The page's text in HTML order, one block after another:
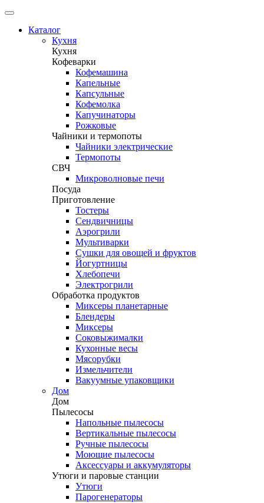
Каталог
Кухня
Кухня
Кофеварки
Кофемашина
Капельные
Капсульные
Кофемолка
Капучинаторы
Рожковые
Чайники и термопоты
Чайники электрические
Термопоты
СВЧ
Микроволновые печи
Посуда
Приготовление
Тостеры
Сендвичницы
Аэрогрили
Мультиварки
Сушки для овощей и фруктов
Йогуртницы
Хлебопечи
Электрогрили
Обработка продуктов
Миксеры планетарные
Блендеры
Миксеры
Соковыжималки
Кухонные весы
Мясорубки
Измельчители
Вакуумные упаковщики
Дом
Дом
Пылесосы
Напольные пылесосы
Вертикальные пылесосы
Ручные пылесосы
Моющие пылесосы
Аксессуары и аккумуляторы
Утюги и паровые станции
Утюги
Парогенераторы